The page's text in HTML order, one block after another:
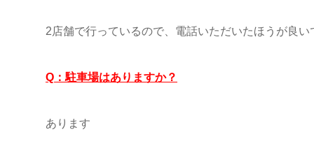
2店舗で行っているので、電話いただいたほうが良い
Q：駐車場はありますか？
あります